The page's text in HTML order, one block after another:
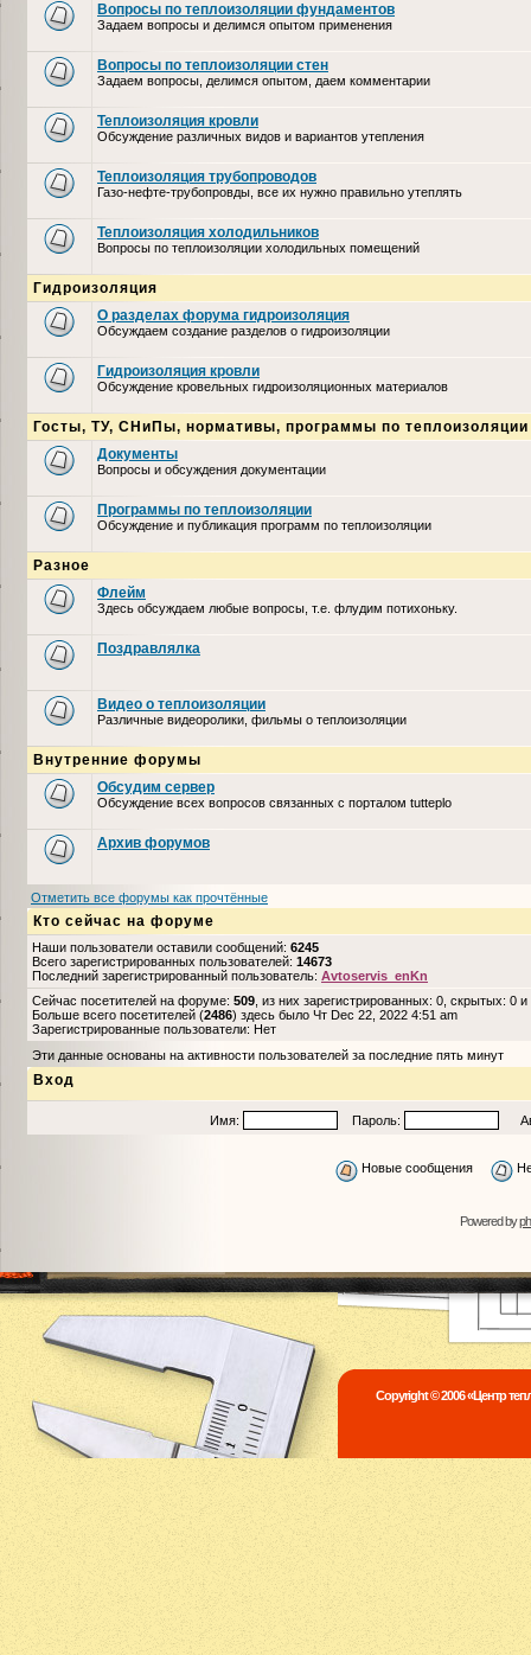
Вопросы по теплоизоляции фундаментов
Задаем вопросы и делимся опытом применения
Вопросы по теплоизоляции стен
Задаем вопросы, делимся опытом, даем комментарии
Теплоизоляция кровли
Обсуждение различных видов и вариантов утепления
Теплоизоляция трубопроводов
Газо-нефте-трубопровды, все их нужно правильно утеплять
Теплоизоляция холодильников
Вопросы по теплоизоляции холодильных помещений
Гидроизоляция
О разделах форума гидроизоляция
Обсуждаем создание разделов о гидроизоляции
Гидроизоляция кровли
Обсуждение кровельных гидроизоляционных материалов
Госты, ТУ, СНиПы, нормативы, программы по теплоизоляции
Документы
Вопросы и обсуждения документации
Программы по теплоизоляции
Обсуждение и публикация программ по теплоизоляции
Разное
Флейм
Здесь обсуждаем любые вопросы, т.е. флудим потихоньку.
Поздравлялка
Видео о теплоизоляции
Различные видеоролики, фильмы о теплоизоляции
Внутренние форумы
Обсудим сервер
Обсуждение всех вопросов связанных с порталом tutteplo
Архив форумов
Отметить все форумы как прочтённые
Кто сейчас на форуме
Наши пользователи оставили сообщений: 6245
Всего зарегистрированных пользователей: 14673
Последний зарегистрированный пользователь: Avtoservis_enKn
Сейчас посетителей на форуме: 509 , из них зарегистрированных: 0, скрытых: 0
Больше всего посетителей (2486) здесь было Чт Dec 22, 2022 4:51 am
Зарегистрированные пользователи: Нет
Эти данные основаны на активности пользователей за последние пять минут
Вход
Имя: Пароль:
Новые сообщения
Powered by
Copyright © 2006 «Центр